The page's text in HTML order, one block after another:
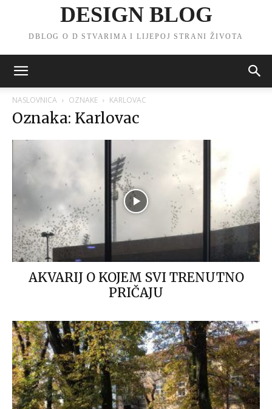
DESIGN BLOG
DBLOG O D STVARIMA I LIJEPOJ STRANI ŽIVOTA
NASLOVNICA OZNAKE KARLOVAC
Oznaka: Karlovac
AKVARIJ O KOJEM SVI TRENUTNO
PRIČAJU